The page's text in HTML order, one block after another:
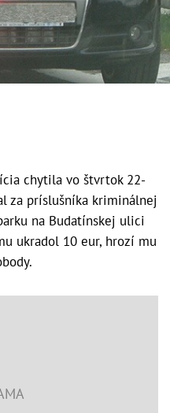
chytila vo štvrtok 22-
za príslušníka kriminálnej
na Budatínskej ulici
ukradol 10 eur, hrozí mu